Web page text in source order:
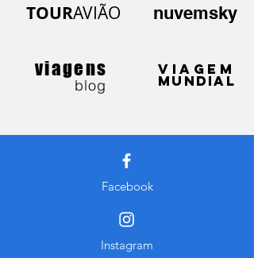
TOURAVIÃO nuvemsky
viagens
blog
VIAGEM
MUNDIAL
Facebook
Instagram